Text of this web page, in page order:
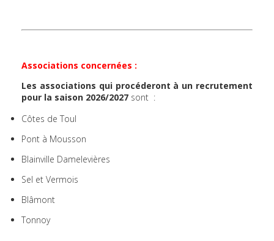
Associations concernées :
Les associations qui procéderont à un recrutement
pour la saison 2026/2027 sont :
Côtes de Toul
Pont à Mousson
Blainville Damelevières
Sel et Vermois
Blâmont
Tonnoy